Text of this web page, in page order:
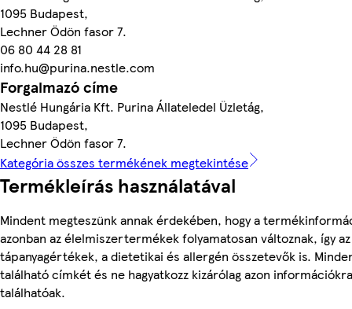
1095 Budapest,
Lechner Ödön fasor 7.
06 80 44 28 81
info.hu@purina.nestle.com
Forgalmazó címe
Nestlé Hungária Kft. Purina Állateledel Üzletág,
1095 Budapest,
Lechner Ödön fasor 7.
Kategória összes termékének megtekintése
Termékleírás használatával
Mindent megteszünk annak érdekében, hogy a
azonban az élelmiszertermékek folyamatosan változnak, így
tápanyagértékek, a dietetikai és allergén összetevők is.
található címkét és ne hagyatkozz kizárólag azon
találhatóak.